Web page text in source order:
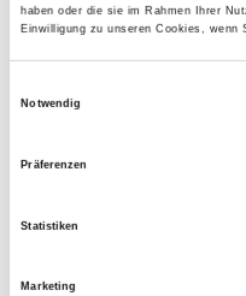
haben oder die sie im Rahmen Ihrer
Einwilligung zu unseren Cookies, wenn
Notwendig
Präferenzen
Statistiken
Marketing
04736 Waldheim
Taurasteinstr. 5